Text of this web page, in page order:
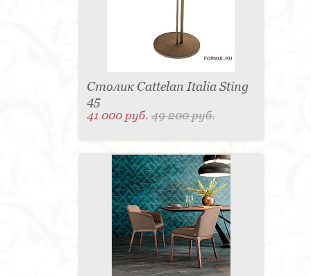
Столик Cattelan Italia Sting
45
41 000 руб.49 200 руб.